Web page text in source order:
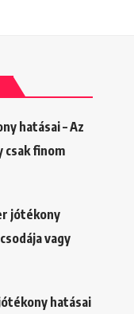
hatásai – Az
csak finom
jótékony
vagy
hatásai